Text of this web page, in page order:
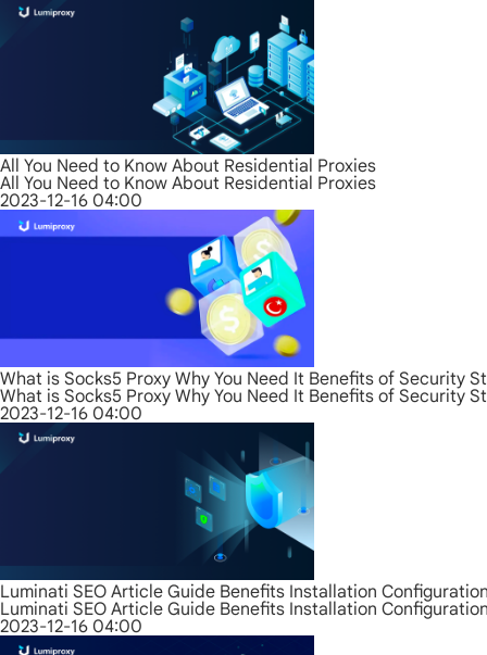
All You Need to Know About Residential Proxies
All You Need to Know About Residential Proxies
2023-12-16 04:00
What is Socks5 Proxy Why You Need It Benefits of Security
What is Socks5 Proxy Why You Need It Benefits of Security
2023-12-16 04:00
Luminati SEO Article Guide Benefits Installation
Luminati SEO Article Guide Benefits Installation
2023-12-16 04:00